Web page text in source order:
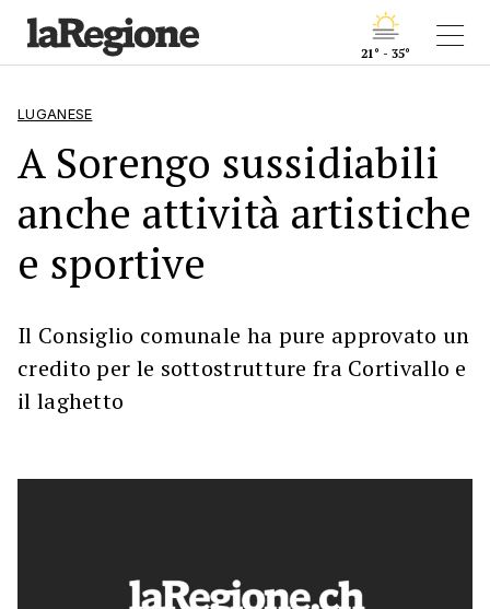
21° - 35°
LUGANESE
A Sorengo sussidiabili
anche attività artistiche
e sportive
Il Consiglio comunale ha pure approvato un
credito per le sottostrutture fra Cortivallo e
il laghetto